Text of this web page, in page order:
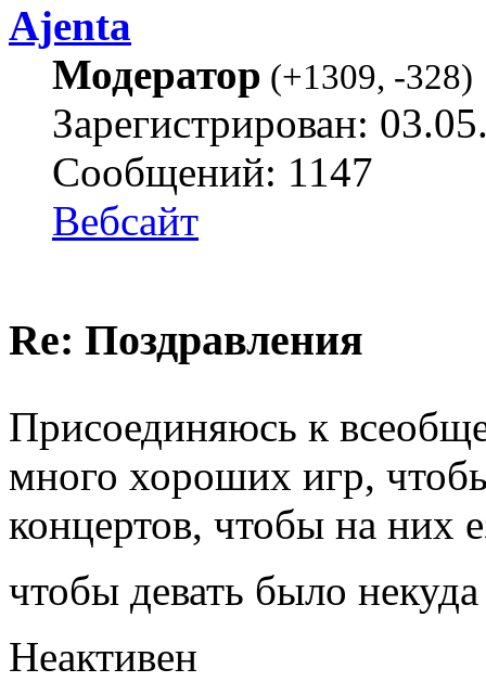
Ajenta
Модератор (+1309, -328)
Зарегистрирован:
Сообщений: 1147
Вебсайт
Re: Поздравления
Присоединяюсь к
много хороших игр,
концертов, чтобы на них
чтобы девать было
Неактивен